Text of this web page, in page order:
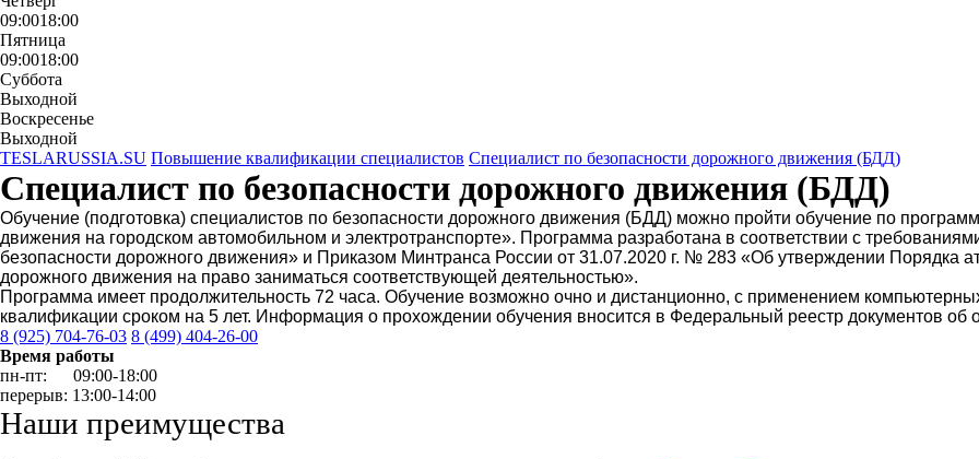
09:0018:00
Пятница
09:0018:00
Суббота
Выходной
Воскресенье
Выходной
TESLARUSSIA.SU Повышение квалификации специалистов Специалист по безопасности дорожного движения (БДД)
Специалист по безопасности дорожного движения (БДД)
Обучение (подготовка) специалистов по безопасности дорожного движения (БДД) можно пройти обучение по
движения на городском автомобильном и электротранспорте». Программа разработана в соответствии с
безопасности дорожного движения» и Приказом Минтранса России от 31.07.2020 г. № 283 «Об утверждении Порядка
дорожного движения на право заниматься соответствующей деятельностью».
Программа имеет продолжительность 72 часа. Обучение возможно очно и дистанционно, с применением
квалификации сроком на 5 лет. Информация о прохождении обучения вносится в Федеральный реестр документов
8 (925) 704-76-03 8 (499) 404-26-00
Время работы
пн-пт: 09:00-18:00
перерыв: 13:00-14:00
Наши преимущества